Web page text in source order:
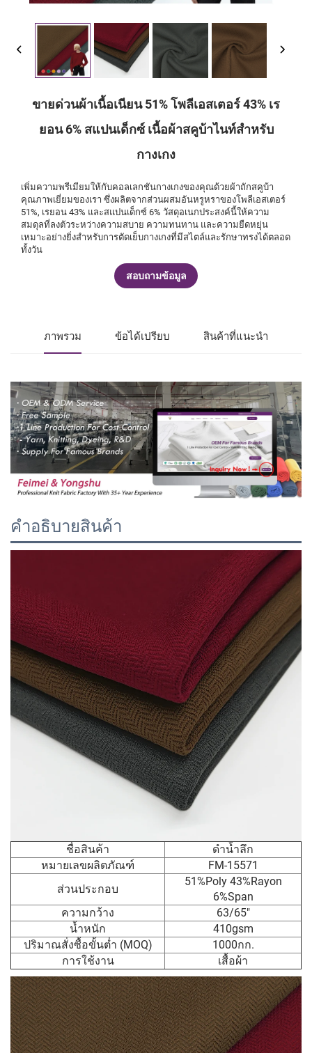
ขายด่วนผ้าเนื้อเนียน 51% โพลีเอสเตอร์ 43% เร
ยอน 6% สแปนเด็กซ์ เนื้อผ้าสคูบ้าไนท์สำหรับ
กางเกง
เพิ่มความพรีเมียมให้กับคอลเลกชันกางเกงของคุณด้วยผ้าถักสคูบ้า
คุณภาพเยี่ยมของเรา ซึ่งผลิตจากส่วนผสมอันหรูหราของโพลีเอสเตอร์
51%, เรยอน 43% และสแปนเด็กซ์ 6% วัสดุอเนกประสงค์นี้ให้ความ
สมดุลที่ลงตัวระหว่างความสบาย ความทนทาน และความยืดหยุ่น
เหมาะอย่างยิ่งสำหรับการตัดเย็บกางเกงที่มีสไตล์และรักษาทรงได้ตลอด
ทั้งวัน
สอบถามข้อมูล
ภาพรวม ข้อได้เปรียบ สินค้าที่แนะนำ
คำอธิบายสินค้า
ชื่อสินค้า
ดำน้ำลึก
หมายเลขผลิตภัณฑ์
FM-15571
ส่วนประกอบ
51%Poly 43%Rayon
6%Span
ความกว้าง
63/65"
น้ำหนัก
410gsm
ปริมาณสั่งซื้อขั้นต่ำ (MOQ)
1000กก.
การใช้งาน
เสื้อผ้า